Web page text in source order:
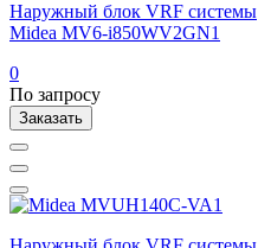
Наружный блок VRF системы
Midea MV6-i850WV2GN1
0
По запросу
Заказать